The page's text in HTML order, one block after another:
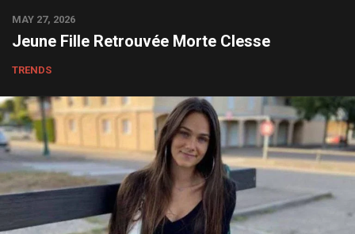
MAY 27, 2026
Jeune Fille Retrouvée Morte Clesse
TRENDS